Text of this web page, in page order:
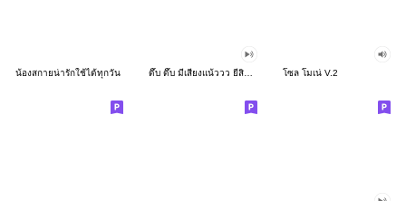
น้องสกายน่ารักใช้ได้ทุกวัน ดึ๊บ ดึ๊บ มีเสียงแน้ววว ยี่สิบสอง โซล โมเน่ V.2